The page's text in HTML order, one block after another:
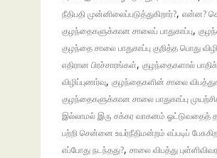
நீதிபதி முன்னிலைப்படுத்துகிறார்?, என்ன?
குழந்தைகளுக்கான சாலைப் பாதுகாப்பு,
குழந்தை சாலை பாதுகாப்பு குறித்த பொது
எதிரான பிரச்சாரங்கள், குழந்தைகளால்
விழிப்புணர்வு, குழந்தைகளின் சாலை
குழந்தைகளுக்கான சாலை பாதுகாப்பு
இல்லாமல் இரு சக்கர வாகனம் ஓட்டுவதைத்
பற்றி சென்னை உயர்நீதிமன்றம் எப்படிப்
எப்போது நடந்தது?, சாலை விபத்து